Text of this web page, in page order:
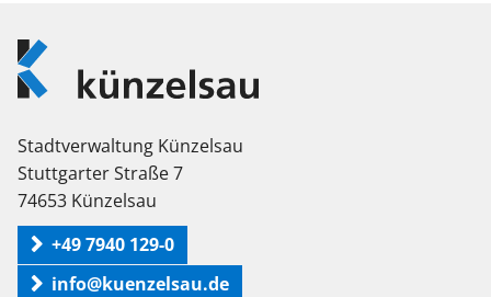
Logo
Künzelsau
Stadtverwaltung Künzelsau
Stuttgarter Straße 7
74653 Künzelsau
+49 7940 129-0
info@kuenzelsau.de